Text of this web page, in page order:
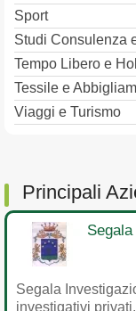
Sport
Studi Consulenza
Tempo Libero e
Tessile e
Viaggi e Turismo
Principali
Segala
investigativi